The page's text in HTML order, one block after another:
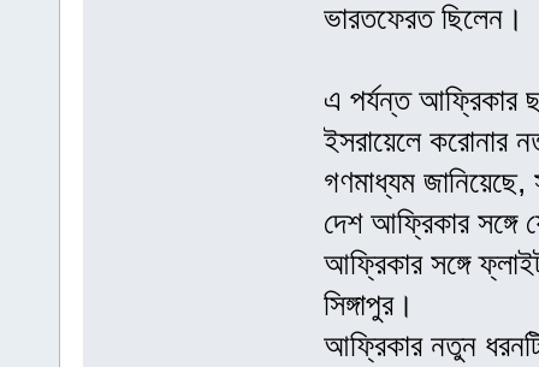
ভারতফেরত ছিলেন।
এ পর্যন্ত আফ্রিকার
ইসরায়েলে করোনার
গণমাধ্যম
দেশ আফ্রিকার সঙ্গে
আফ্রিকার সঙ্গে
সিঙ্গাপুর।
আফ্রিকার নতুন